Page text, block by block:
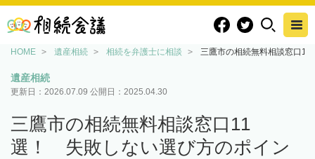
HOME 遺産相続 相続を弁護士に相談 三鷹市の相続無料相談窓口
遺産相続
更新日： 2026.07.09 公開日： 2025.04.30
三鷹市の相続無料相談窓口11
選！ 失敗しない選び方のポイン